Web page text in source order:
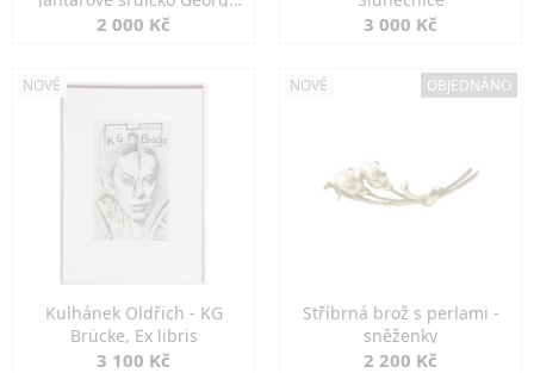
Kramer
2 000 Kč 3 000 Kč
NOVÉ
Kulhánek Oldřich - KG
Brücke, Ex libris
3 100 Kč
NOVÉ OBJEDNÁNO
Stříbrná brož s perlami -
sněženky
2 200 Kč